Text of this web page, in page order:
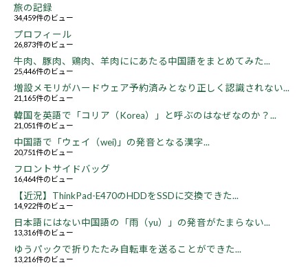
旅の記録
34,459件のビュー
プロフィール
26,873件のビュー
牛肉、豚肉、鶏肉、羊肉ににあたる中国語をまとめてみた...
25,446件のビュー
増設メモリがハードウェア予約済みとなり正しく認識されない...
21,165件のビュー
韓国を英語で「コリア（Korea）」と呼ぶのはなぜなのか？...
21,051件のビュー
中国語で「ウェイ（wei)」の発音となる漢字...
20,751件のビュー
フロントサイドバッグ
16,464件のビュー
【近況】ThinkPad-E470のHDDをSSDに交換できた...
14,922件のビュー
日本語にはない中国語の「雨（yu）」の発音がたまらない...
13,316件のビュー
ゆうパックで折りたたみ自転車を送ることができた...
13,216件のビュー